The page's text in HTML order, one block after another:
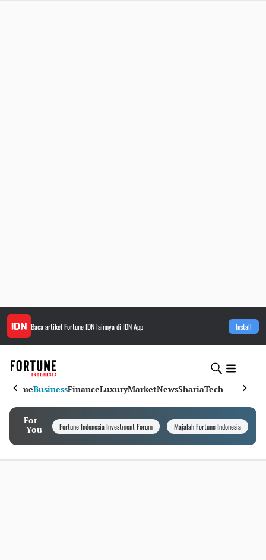
Baca artikel Fortune IDNlainnya di IDN App Install
HomeBusinessFinanceLuxuryMarketNewsShariaTech
For
You
Fortune Indonesia Investment Forum Majalah Fortune Indonesia